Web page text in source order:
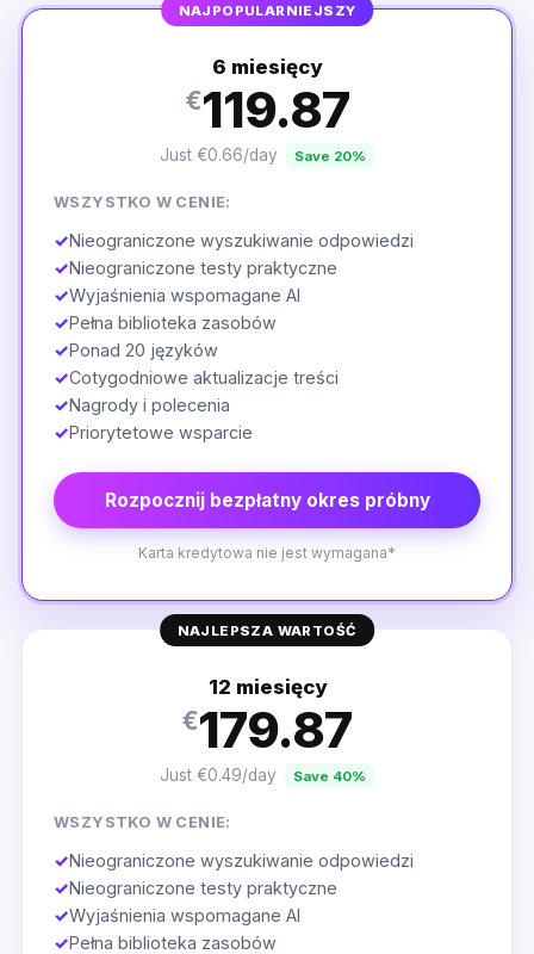
NAJPOPULARNIEJSZY
6 miesięcy
€119.87
Just €0.66/day Save 20%
WSZYSTKO W CENIE:
✓Nieograniczone wyszukiwanie odpowiedzi
✓Nieograniczone testy praktyczne
✓Wyjaśnienia wspomagane AI
✓Pełna biblioteka zasobów
✓Ponad 20 języków
✓Cotygodniowe aktualizacje treści
✓Nagrody i polecenia
✓Priorytetowe wsparcie
Rozpocznij bezpłatny okres próbny
Karta kredytowa nie jest wymagana*
NAJLEPSZA WARTOŚĆ
12 miesięcy
€179.87
Just €0.49/day Save 40%
WSZYSTKO W CENIE:
✓Nieograniczone wyszukiwanie odpowiedzi
✓Nieograniczone testy praktyczne
✓Wyjaśnienia wspomagane AI
✓Pełna biblioteka zasobów